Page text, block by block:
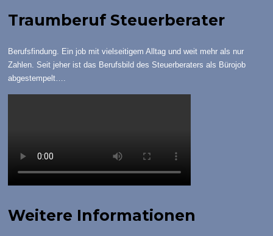
Traumberuf Steuerberater
Berufsfindung. Ein job mit vielseitigem Alltag und weit mehr als nur
Zahlen. Seit jeher ist das Berufsbild des Steuerberaters als Bürojob
abgestempelt….
Weitere Informationen